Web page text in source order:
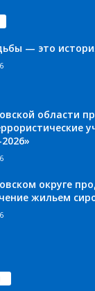
— это
области
округе
жильем